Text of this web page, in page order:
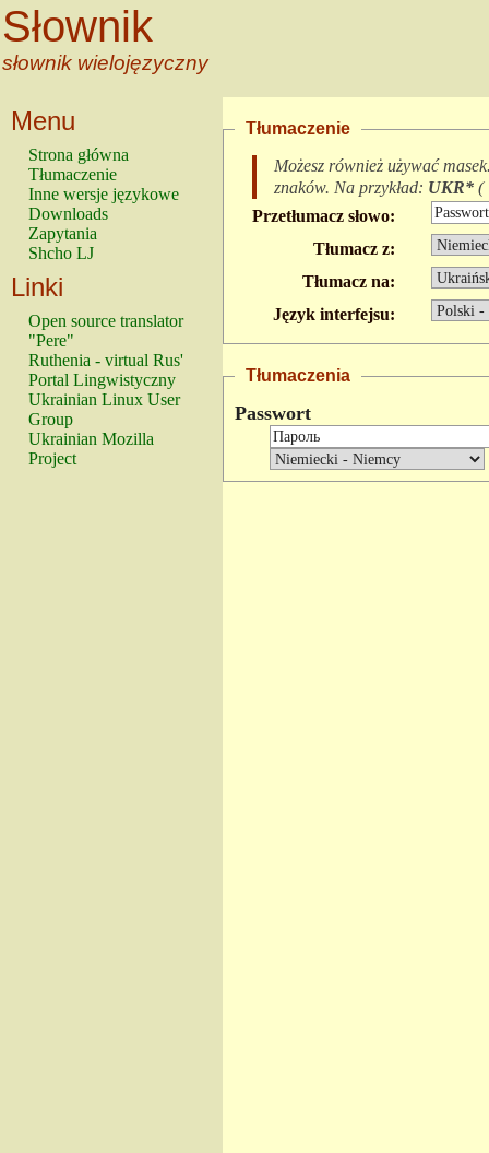
Słownik
słownik wielojęzyczny
Menu
Strona główna
Tłumaczenie
Inne wersje językowe
Downloads
Zapytania
Shcho LJ
Linki
Open source translator
"Pere"
Ruthenia - virtual Rus'
Portal Lingwistyczny
Ukrainian Linux User
Group
Ukrainian Mozilla
Project
Tłumaczenie
Możesz również używać
znaków. Na przykład: UKR* (
Przetłumacz słowo:
Tłumacz z:
Tłumacz na:
Język interfejsu:
Tłumaczenia
Passwort